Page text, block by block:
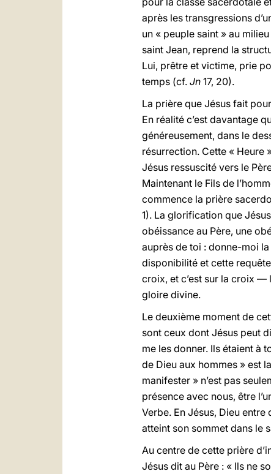
après les transgressions
un « peuple saint » au
saint Jean, reprend la
Lui, prêtre et victime, prie
temps (cf. Jn 17, 20).
La prière que Jésus fait
En réalité c’est davantage
généreusement, dans le
résurrection. Cette « Heure
Jésus ressuscité vers le
Maintenant le Fils de
commence la prière
1). La glorification que
obéissance au Père, une
auprès de toi : donne-moi
disponibilité et cette
croix, et c’est sur la croix —
gloire divine.
Le deuxième moment de
sont ceux dont Jésus peut
me les donner. Ils étaient à
de Dieu aux hommes » est
manifester » n’est pas
présence avec nous, être
Verbe. En Jésus, Dieu
atteint son sommet dans le
Au centre de cette prière
Jésus dit au Père : « Ils ne